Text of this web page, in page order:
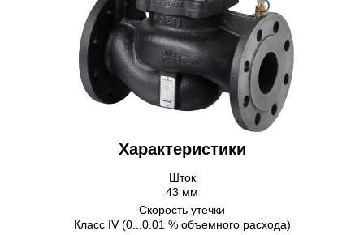
Характеристики
Шток
43 мм
Скорость утечки
Класс IV (0...0.01 % объемного расхода)